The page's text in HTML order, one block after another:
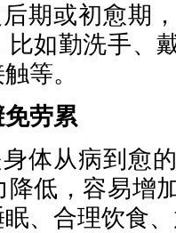
期或初愈期
比如勤洗手、
等。
劳累
体从病到愈
降低，容易增
、合理饮食